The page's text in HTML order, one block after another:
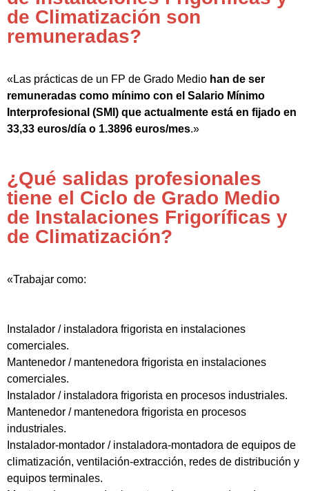
de Climatización son
remuneradas?
«Las prácticas de un FP de Grado Medio han de ser
remuneradas como mínimo con el Salario Mínimo
Interprofesional (SMI) que actualmente está en fijado en
33,33 euros/día o 1.3896 euros/mes.»
¿Qué salidas profesionales
tiene el Ciclo de Grado Medio
de Instalaciones Frigoríficas y
de Climatización?
«Trabajar como:
Instalador / instaladora frigorista en instalaciones
comerciales.
Mantenedor / mantenedora frigorista en instalaciones
comerciales.
Instalador / instaladora frigorista en procesos industriales.
Mantenedor / mantenedora frigorista en procesos
industriales.
Instalador-montador / instaladora-montadora de equipos de
climatización, ventilación-extracción, redes de distribución y
equipos terminales.